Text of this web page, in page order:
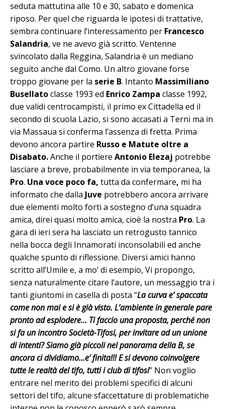
seduta mattutina alle 10 e 30, sabato e domenica
riposo. Per quel che riguarda le ipotesi di trattative,
sembra continuare l’interessamento per Francesco
Salandria, ve ne avevo già scritto. Ventenne
svincolato dalla Reggina, Salandria è un mediano
seguito anche dal Como. Un altro giovane forse
troppo giovane per la serie B. Intanto Massimiliano
Busellatoclasse 1993 ed Enrico Zampa classe 1992,
due validi centrocampisti, il primo ex Cittadella ed il
secondo di scuola Lazio, si sono accasati a Terni ma in
via Massaua si conferma l’assenza di fretta. Prima
devono ancora partire Russo e Matute oltre a
Disabato.Anche il portiere Antonio Elezaj potrebbe
lasciare a breve, probabilmente in via temporanea, la
Pro. Una voce poco fa, tutta da confermare, mi ha
informato che dalla Juve potrebbero ancora arrivare
due elementi molto forti a sostegno d’una squadra
amica, direi quasi molto amica, cioè la nostra Pro. La
gara di ieri sera ha lasciato un retrogusto tannico
nella bocca degli Innamorati inconsolabili ed anche
qualche spunto di riflessione. Diversi amici hanno
scritto all’Umile e, a mo’ di esempio, Vi propongo,
senza naturalmente citare l’autore, un messaggio tra i
tanti giuntomi in casella di posta “La curva e’ spaccata
come non mai e si è già visto. L’ambiente in generale pare
pronto ad esplodere… Ti faccio una proposta, perché non
si fa un incontro Società-Tifosi, per invitare ad un unione
di intenti? Siamo già piccoli nel panorama della B, se
ancora ci dividiamo…e’ finita!!! E si devono coinvolgere
tutte le realtà del tifo, tutti i club di tifosi” Non voglio
entrare nel merito dei problemi specifici di alcuni
settori del tifo, alcune sfaccettature di problematiche